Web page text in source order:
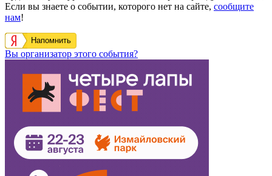
Если вы знаете о событии, которого нет на сайте, сообщите
нам!
Напомнить
Вы организатор этого события?